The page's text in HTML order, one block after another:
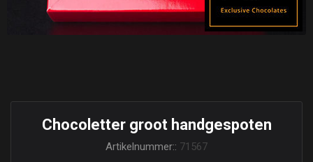
Chocoletter groot handgespoten
Artikelnummer:: 71567